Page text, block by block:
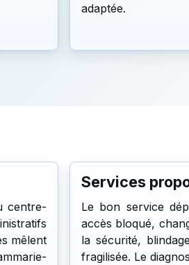
adaptée.
centre-
mêlent
Services
Le bon service
accès bloqué,
la sécurité,
fragilisée. Le